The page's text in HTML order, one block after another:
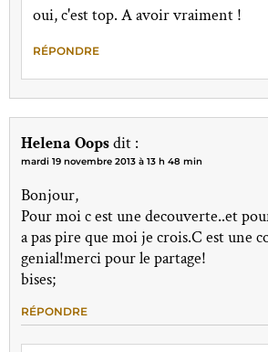
oui, c'est top. A avoir vraiment !
RÉPONDRE
Helena Oopsdit :
mardi 19 novembre 2013 à 13 h 48 min
Bonjour,
Pour moi c est une decouverte..et
a pas pire que moi je crois.C est une
genial!merci pour le partage!
bises;
RÉPONDRE